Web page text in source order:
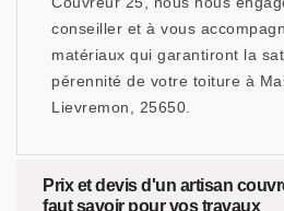
conseiller et à vous
matériaux qui garantiront la
pérennité de votre toiture à
Lievremon, 25650.
Prix et devis d'un artisan
faut savoir pour vos travaux